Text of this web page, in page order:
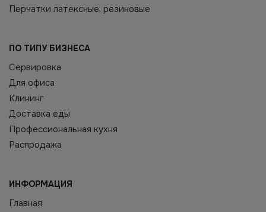
Перчатки латексные, резиновые
ПО ТИПУ БИЗНЕСА
Сервировка
Для офиса
Клининг
Доставка еды
Профессиональная кухня
Распродажа
ИНФОРМАЦИЯ
Главная